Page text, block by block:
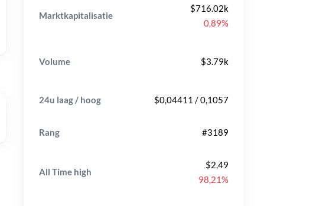
Marktkapitalisatie
$716.02k
0,89%
Volume $3.79k
24u laag / hoog $0,04411 / 0,1057
Rang #3189
All Time high
$2,49
98,21%